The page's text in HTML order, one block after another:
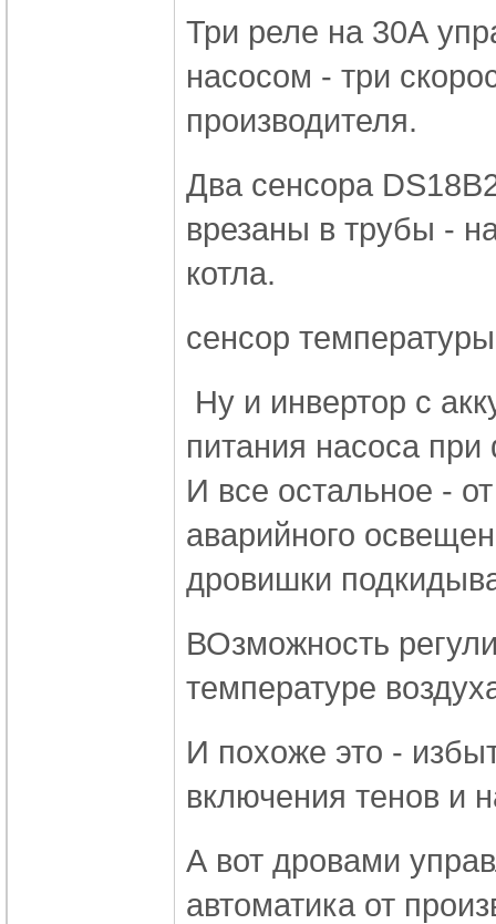
Три реле на 30А
насосом - три
производителя.
Два сенсора
врезаны в трубы -
котла.
сенсор
Ну и инвертор с
питания насоса
И все остальное -
аварийного
дровишки
ВОзможность
температуре
И похоже это -
включения тенов и
А вот дровами
автоматика от